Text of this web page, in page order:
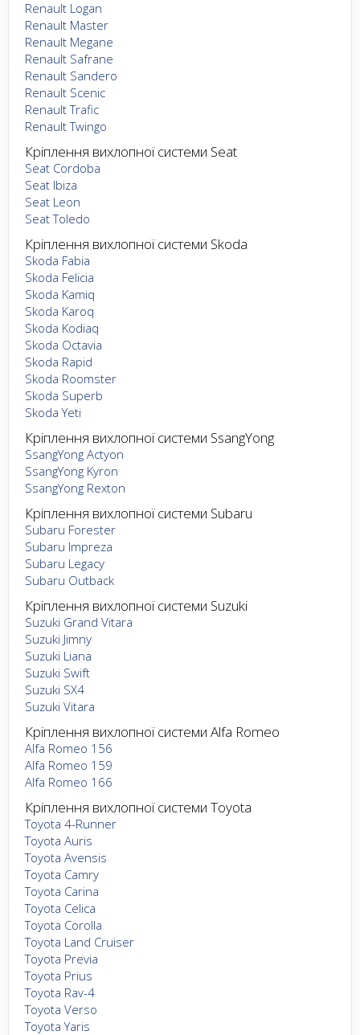
Renault Logan
Renault Master
Renault Megane
Renault Safrane
Renault Sandero
Renault Scenic
Renault Trafic
Renault Twingo
Кріплення вихлопної системи Seat
Seat Cordoba
Seat Ibiza
Seat Leon
Seat Toledo
Кріплення вихлопної системи Skoda
Skoda Fabia
Skoda Felicia
Skoda Kamiq
Skoda Karoq
Skoda Kodiaq
Skoda Octavia
Skoda Rapid
Skoda Roomster
Skoda Superb
Skoda Yeti
Кріплення вихлопної системи SsangYong
SsangYong Actyon
SsangYong Kyron
SsangYong Rexton
Кріплення вихлопної системи Subaru
Subaru Forester
Subaru Impreza
Subaru Legacy
Subaru Outback
Кріплення вихлопної системи Suzuki
Suzuki Grand Vitara
Suzuki Jimny
Suzuki Liana
Suzuki Swift
Suzuki SX4
Suzuki Vitara
Кріплення вихлопної системи Alfa Romeo
Alfa Romeo 156
Alfa Romeo 159
Alfa Romeo 166
Кріплення вихлопної системи Toyota
Toyota 4-Runner
Toyota Auris
Toyota Avensis
Toyota Camry
Toyota Carina
Toyota Celica
Toyota Corolla
Toyota Land Cruiser
Toyota Previa
Toyota Prius
Toyota Rav-4
Toyota Verso
Toyota Yaris